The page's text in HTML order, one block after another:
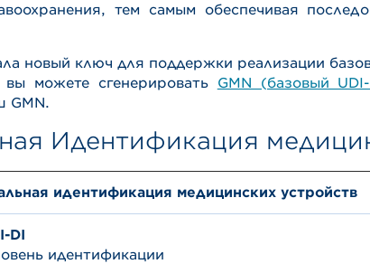
тем самым обеспечивая
новый ключ для поддержки реализации
вы можете сгенерировать
GMN (базовый
GMN.
Идентификация
идентификация медицинских устройств
DI
идентификации